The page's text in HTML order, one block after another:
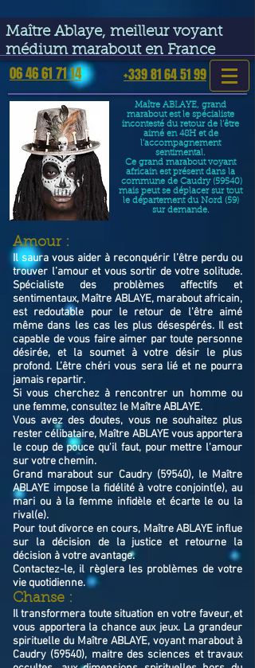
Maître Ablaye, meilleur voyant
médium marabout en France
06 46 61 71 14 +339 81 64 51 99
Maître ABLAYE, grand
marabout est le spécialiste
incontesté du retour de l’être
aimé en 48H et de
l’accompagnement
sentimental.
Ce grand marabout voyant
africain est présent dans la
commune de Caudry (59540)
mais peut se déplacer sur tout
le département du Nord (59)
sur demande.
​Amour :
Il saura vous aider à reconquérir l’être perdu ou
trouver l’amour et vous sortir de votre solitude.
Spécialiste des problèmes affectifs et
sentimentaux, Maître ABLAYE, marabout africain,
est redoutable pour le retour de l'être aimé
même dans les cas les plus désespérés. Il est
capable de vous faire aimer par toute personne
désirée, et la soumet à votre désir le plus
profond. L’être chéri vous sera lié et ne pourra
jamais repartir.
Si vous cherchez à rencontrer un homme ou
une femme, consultez le Maître ABLAYE.
Vous avez des doutes, vous ne souhaitez plus
rester célibataire, Maître ABLAYE vous apportera
le coup de pouce qu'il faut, pour mettre l'amour
sur votre chemin.
Grand marabout sur Caudry (59540), le Maître
ABLAYE impose la fidélité à votre conjoint(e), au
mari ou à la femme infidèle et écarte le ou la
rival(e).
Pour tout divorce en cours, Maître ABLAYE influe
sur la décision de la justice et retourne la
décision à votre avantage.
Contactez-le, il règlera les problèmes de votre
vie quotidienne.
Chanse :
Il transformera toute situation en votre faveur, et
vous apportera la chance aux jeux. La grandeur
spirituelle du Maître ABLAYE, voyant marabout à
Caudry (59540), maitre des sciences et travaux